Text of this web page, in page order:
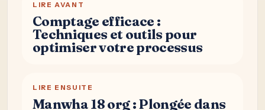
LIRE AVANT
Comptage efficace :
Techniques et outils pour
optimiser votre processus
LIRE ENSUITE
Manwha 18 org : Plongée dans